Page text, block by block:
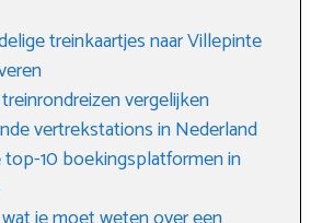
treinkaartjes naar Villepinte
vergelijken
vertrekstations in Nederland
top-10 boekingsplatformen in